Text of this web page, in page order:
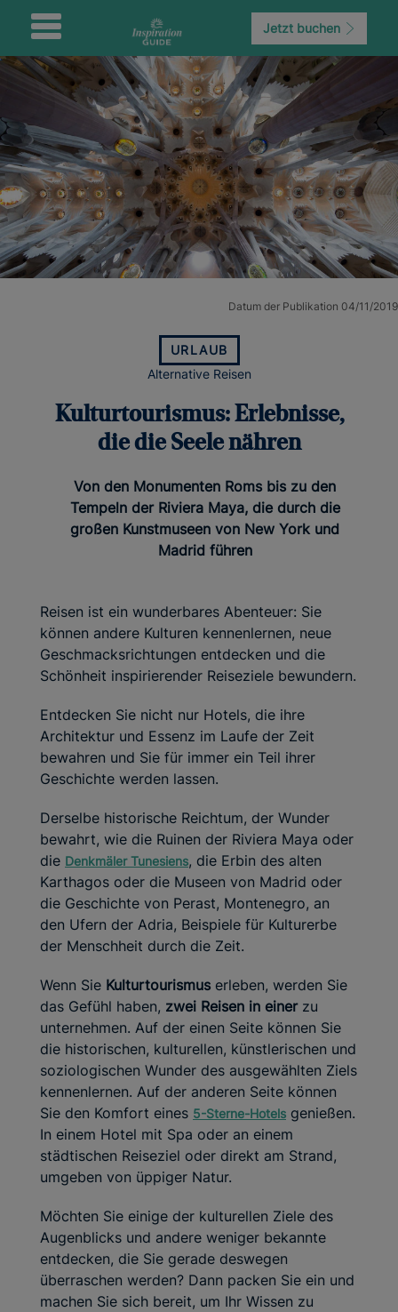
Jetzt buchen
Datum der Publikation 04/11/2019
URLAUB
Alternative Reisen
Kulturtourismus: Erlebnisse,
die die Seele nähren
Von den Monumenten Roms bis zu den
Tempeln der Riviera Maya, die durch die
großen Kunstmuseen von New York und
Madrid führen
Reisen ist ein wunderbares Abenteuer: Sie
können andere Kulturen kennenlernen, neue
Geschmacksrichtungen entdecken und die
Schönheit inspirierender Reiseziele bewundern.
Entdecken Sie nicht nur Hotels, die ihre
Architektur und Essenz im Laufe der Zeit
bewahren und Sie für immer ein Teil ihrer
Geschichte werden lassen.
Derselbe historische Reichtum, der Wunder
bewahrt, wie die Ruinen der Riviera Maya oder
die Denkmäler Tunesiens, die Erbin des alten
Karthagos oder die Museen von Madrid oder
die Geschichte von Perast, Montenegro, an
den Ufern der Adria, Beispiele für Kulturerbe
der Menschheit durch die Zeit.
Wenn Sie Kulturtourismus erleben, werden Sie
das Gefühl haben, zwei Reisen in einerzu
unternehmen. Auf der einen Seite können Sie
die historischen, kulturellen, künstlerischen und
soziologischen Wunder des ausgewählten Ziels
kennenlernen. Auf der anderen Seite können
Sie den Komfort eines 5-Sterne-Hotels genießen.
In einem Hotel mit Spa oder an einem
städtischen Reiseziel oder direkt am Strand,
umgeben von üppiger Natur.
Möchten Sie einige der kulturellen Ziele des
Augenblicks und andere weniger bekannte
entdecken, die Sie gerade deswegen
überraschen werden? Dann packen Sie ein und
machen Sie sich bereit, um Ihr Wissen zu